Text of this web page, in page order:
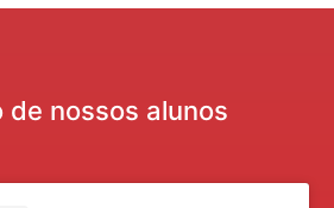
de nossos alunos